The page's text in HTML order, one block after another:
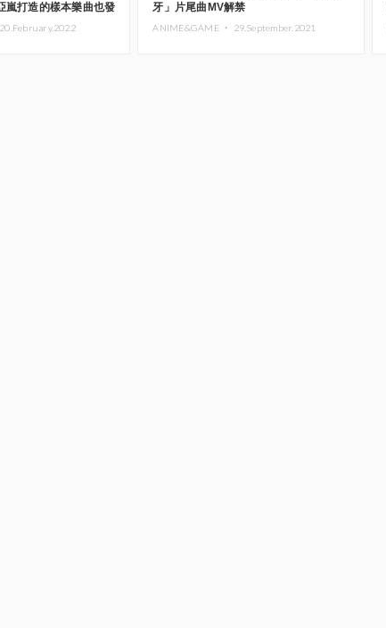
嵐打造的樣本樂曲也發
20.February.2022
牙」片尾曲MV解禁
ANIME&GAME ・ 29.September.2021